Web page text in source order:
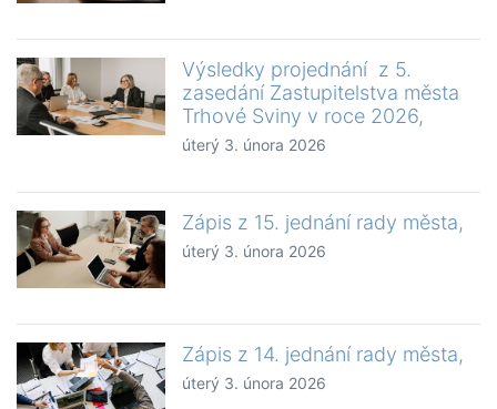
Výsledky projednání z 5.
zasedání Zastupitelstva města
Trhové Sviny v roce 2026,
úterý 3. února 2026
Zápis z 15. jednání rady města,
úterý 3. února 2026
Zápis z 14. jednání rady města,
úterý 3. února 2026